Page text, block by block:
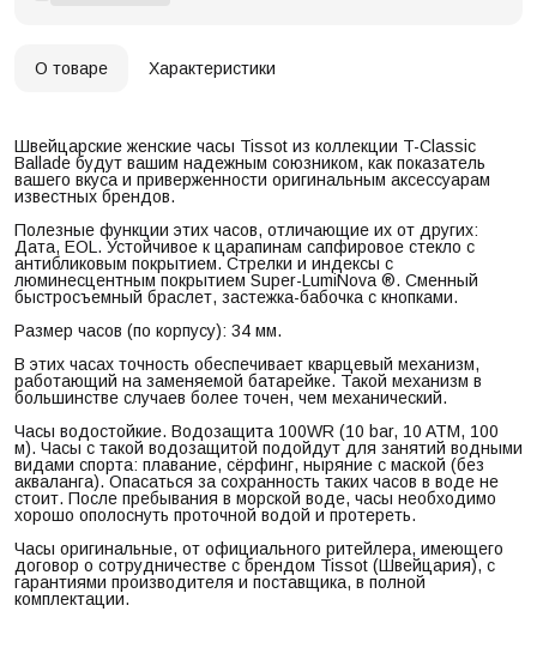
О товаре Характеристики
Швейцарские женские часы Tissot из коллекции T-Classic
Ballade будут вашим надежным союзником, как показатель
вашего вкуса и приверженности оригинальным аксессуарам
известных брендов.
Полезные функции этих часов, отличающие их от других:
Дата, EOL. Устойчивое к царапинам сапфировое стекло с
антибликовым покрытием. Стрелки и индексы с
люминесцентным покрытием Super-LumiNova ®. Сменный
быстросъемный браслет, застежка-бабочка с кнопками.
Размер часов (по корпусу): 34 мм.
В этих часах точность обеспечивает кварцевый механизм,
работающий на заменяемой батарейке. Такой механизм в
большинстве случаев более точен, чем механический.
Часы водостойкие. Водозащита 100WR (10 bar, 10 ATM, 100
м). Часы с такой водозащитой подойдут для занятий водными
видами спорта: плавание, сёрфинг, ныряние с маской (без
акваланга). Опасаться за сохранность таких часов в воде не
стоит. После пребывания в морской воде, часы необходимо
хорошо ополоснуть проточной водой и протереть.
Часы оригинальные, от официального ритейлера, имеющего
договор о сотрудничестве с брендом Tissot (Швейцария), с
гарантиями производителя и поставщика, в полной
комплектации.